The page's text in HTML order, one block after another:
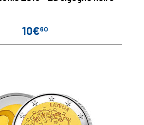
Prix
10€60